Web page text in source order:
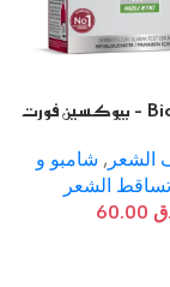
Bioxcin Forte – بيوكسين فورت
الشعر , شامبو و
الشعر